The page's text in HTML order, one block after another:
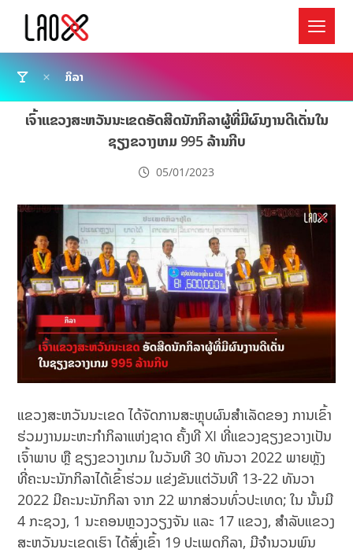
ກິລາ
ເຈົ້າແຂວງສະຫວັນນະເຂດອັດສີດນັກກິລາຜູ້ທີ່ມີຜົນງານດີເດັ່ນໃນ
ຊຽງຂວາງເກມ 995 ລ້ານກີບ
05/01/2023
ແຂວງສະຫວັນນະເຂດ ໄດ້ຈັດການສະຫຼຸບຜົນສໍາເລັດຂອງ ການເຂົ້າ
ຮ່ວມງານມະຫະກໍາກິລາແຫ່ງຊາດ ຄັ້ງທີ XI ທີ່ແຂວງຊຽງຂວາງເປັນ
ເຈົ້າພາບ ຫຼື ຊຽງຂວາງເກມ ໃນວັນທີ 30 ທັນວາ 2022 ພາຍຫຼັງ
ທີ່ຄະນະນັກກິລາໄດ້ເຂົ້າຮ່ວມ ແຂ່ງຂັນແຕ່ວັນທີ 13-22 ທັນວາ
2022 ມີຄະນະນັກກິລາ ຈາກ 22 ພາກສ່ວນທົ່ວປະເທດ; ໃນ ນັ້ນມີ
4 ກະຊວງ, 1 ນະຄອນຫຼວງວຽງຈັນ ແລະ 17 ແຂວງ, ສໍາລັບແຂວງ
ສະຫວັນນະເຂດເຮົາ ໄດ້ສົ່ງເຂົ້າ 19 ປະເພດກິລາ, ມີຈໍານວນພົນ